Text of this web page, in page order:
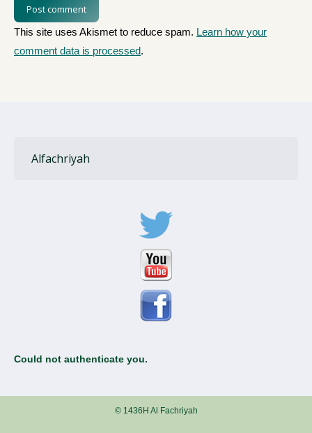
Post comment
This site uses Akismet to reduce spam. Learn how your
comment data is processed.
Alfachriyah
Could not authenticate you.
© 1436H Al Fachriyah